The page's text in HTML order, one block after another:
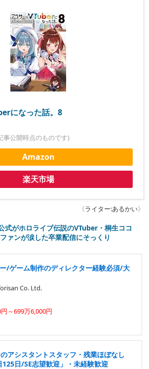
になった話。8
事公開時点のものです)
Amazon
楽天市場
《ライター:あるかい》
式がホロライブ伝説のVTuber・桐生ココ
ァンが涙した卒業配信にそっくり
/ゲーム制作のディレクター経験必須/大
Co. Ltd.
～699万6,000円
アシスタントスタッフ・残業ほぼなし
125日/SE志望歓迎」・未経験歓迎